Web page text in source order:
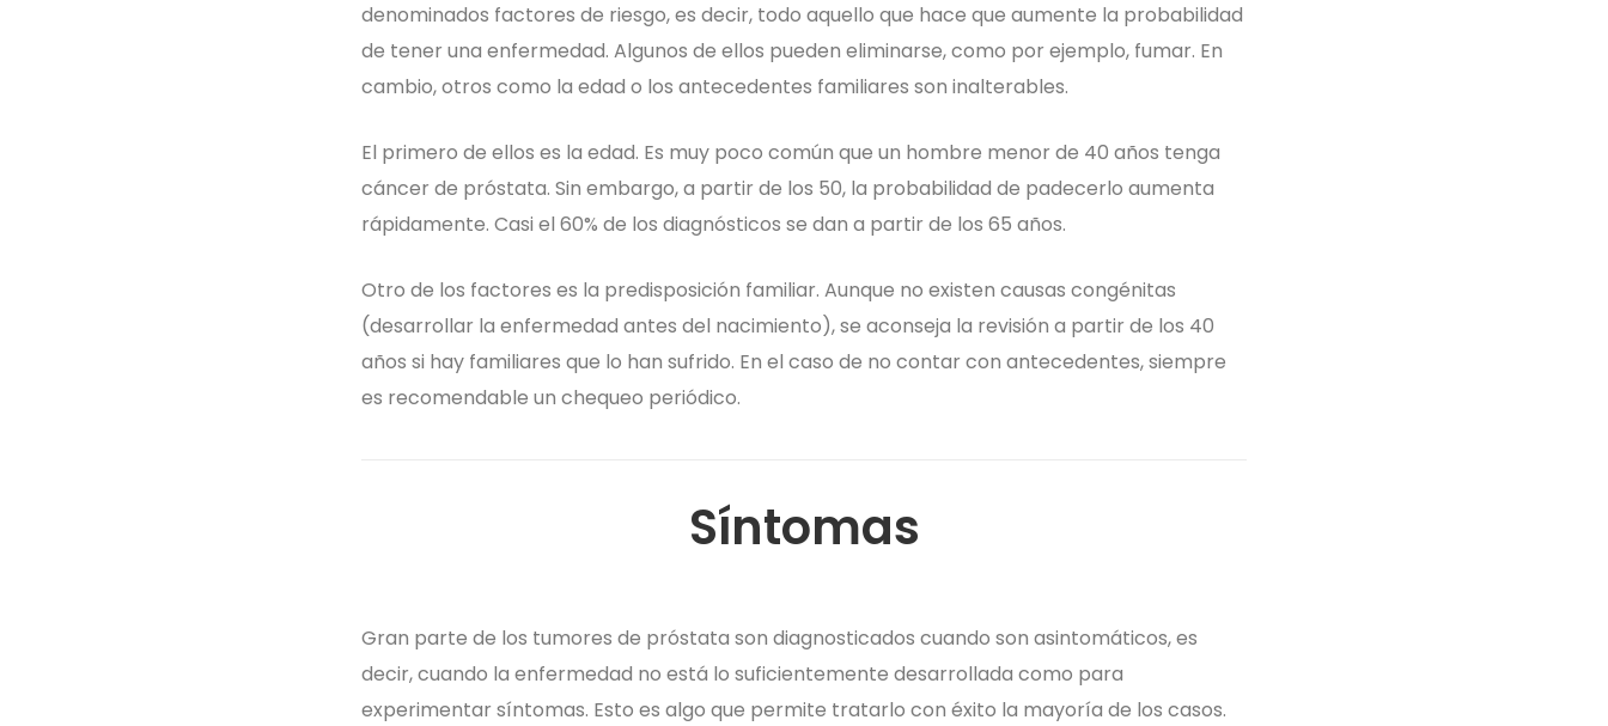
denominados factores de riesgo, es decir, todo aquello que hace que aumente la probabilidad
de tener una enfermedad. Algunos de ellos pueden eliminarse, como por ejemplo, fumar. En
cambio, otros como la edad o los antecedentes familiares son inalterables.
El primero de ellos es la edad. Es muy poco común que un hombre menor de 40 años tenga
cáncer de próstata. Sin embargo, a partir de los 50, la probabilidad de padecerlo aumenta
rápidamente. Casi el 60% de los diagnósticos se dan a partir de los 65 años.
Otro de los factores es la predisposición familiar. Aunque no existen causas congénitas
(desarrollar la enfermedad antes del nacimiento), se aconseja la revisión a partir de los 40
años si hay familiares que lo han sufrido. En el caso de no contar con antecedentes, siempre
es recomendable un chequeo periódico.
Síntomas
Gran parte de los tumores de próstata son diagnosticados cuando son asintomáticos, es
decir, cuando la enfermedad no está lo suficientemente desarrollada como para
experimentar síntomas. Esto es algo que permite tratarlo con éxito la mayoría de los casos.